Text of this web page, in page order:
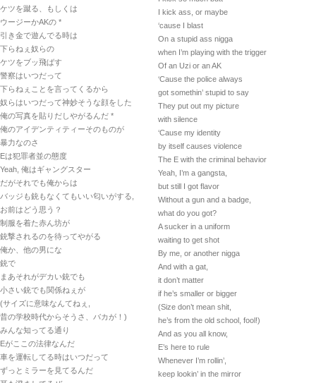
ケツを蹴る、もしくは
ウージーかAKの *
引き金で遊んでる時は
下らねぇ奴らの
ケツをブッ飛ばす
警察はいつだって
下らねぇことを言ってくるから
奴らはいつだって神妙そうな顔をした
俺の写真を貼りだしやがるんだ *
俺のアイデンティティーそのものが
暴力なのさ
Eは犯罪者並の態度
Yeah, 俺はギャングスター
だがそれでも俺からは
バッジも銃もなくてもいい匂いがする,
お前はどう思う？
制服を着た赤ん坊が
銃撃されるのを待ってやがる
俺か、他の男にな
銃で
まあそれがデカい銃でも
小さい銃でも関係ねぇが
(サイズに意味なんてねぇ,
昔の学校時代からそうさ、バカが！)
みんな知ってる通り
Eがここの法律なんだ
車を運転してる時はいつだって
ずっとミラーを見てるんだ
I kick ass, or maybe
‘cause I blast
On a stupid ass nigga
when I’m playing with the trigger
Of an Uzi or an AK
‘Cause the police always
got somethin’ stupid to say
They put out my picture
with silence
‘Cause my identity
by itself causes violence
The E with the criminal behavior
Yeah, I’m a gangsta,
but still I got flavor
Without a gun and a badge,
what do you got?
A sucker in a uniform
waiting to get shot
By me, or another nigga
And with a gat,
it don’t matter
if he’s smaller or bigger
(Size don’t mean shit,
he’s from the old school, fool!)
And as you all know,
E’s here to rule
Whenever I’m rollin’,
keep lookin’ in the mirror